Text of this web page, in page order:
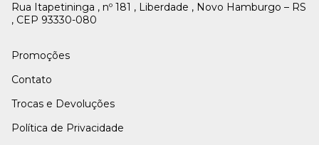
Rua Itapetininga , nº 181 , Liberdade , Novo Hamburgo – RS
, CEP 93330-080
Promoções
Contato
Trocas e Devoluções
Política de Privacidade